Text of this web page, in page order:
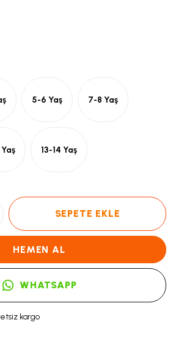
5-6 Yaş 7-8 Yaş
Yaş 13-14 Yaş
SEPETE EKLE
HEMEN AL
WHATSAPP
kargo